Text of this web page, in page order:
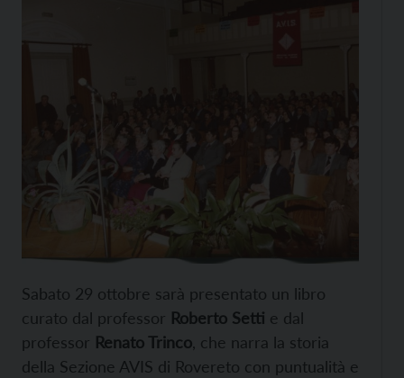
Sabato 29 ottobre sarà presentato un libro
curato dal professor Roberto Setti e dal
professor Renato Trinco , che narra la storia
della Sezione AVIS di Rovereto con puntualità e